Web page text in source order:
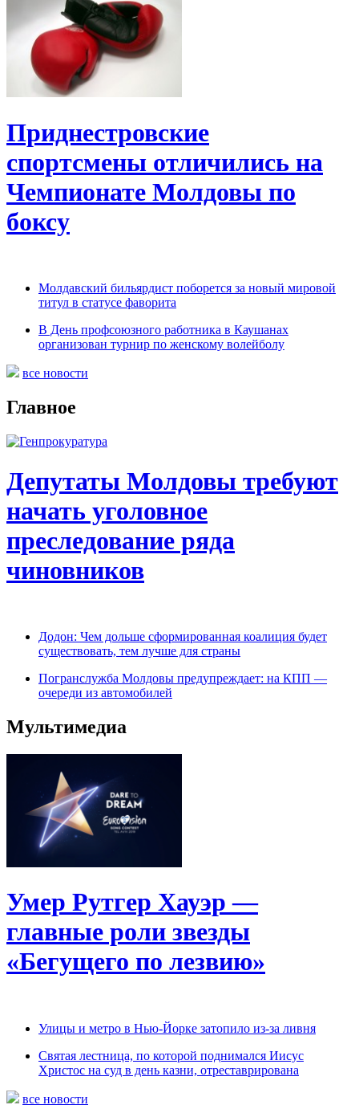
Приднестровские
спортсмены отличились на
Чемпионате Молдовы по
боксу
Молдавский бильярдист поборется за новый мировой
титул в статусе фаворита
В День профсоюзного работника в Каушанах
организован турнир по женскому волейболу
все новости
Главное
Депутаты Молдовы требуют
начать уголовное
преследование ряда
чиновников
Додон: Чем дольше сформированная коалиция будет
существовать, тем лучше для страны
Погранслужба Молдовы предупреждает: на КПП —
очереди из автомобилей
Мультимедиа
Умер Рутгер Хауэр —
главные роли звезды
«Бегущего по лезвию»
Улицы и метро в Нью-Йорке затопило из-за ливня
Святая лестница, по которой поднимался Иисус
Христос на суд в день казни, отреставрирована
все новости